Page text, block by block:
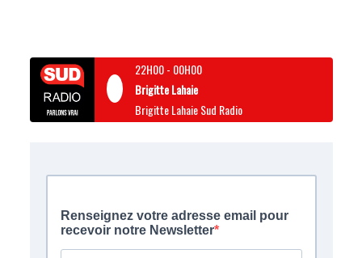
22H00- 00H00
Brigitte Lahaie
Brigitte Lahaie Sud Radio